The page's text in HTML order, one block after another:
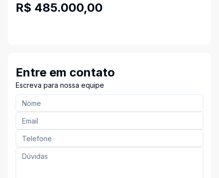
R$ 485.000,00
Entre em contato
Escreva para nossa equipe